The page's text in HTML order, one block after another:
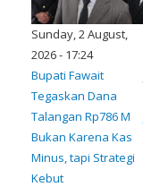
Sunday, 2 August,
2026 - 17:24
Bupati Fawait
Tegaskan Dana
Talangan Rp786 M
Bukan Karena Kas
Minus, tapi Strategi
Kebut